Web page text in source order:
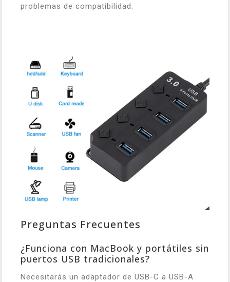
problemas de compatibilidad.
Preguntas Frecuentes
¿Funciona con MacBook y portátiles sin
puertos USB tradicionales?
Necesitarás un adaptador de USB-C a USB-A